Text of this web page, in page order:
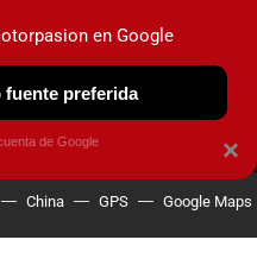
NUEVO
OBSERVATORIO
China GPS Google Maps
×
en Google
fuente preferida
de Google